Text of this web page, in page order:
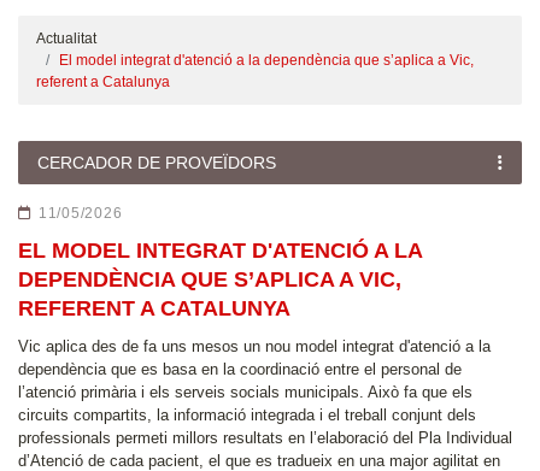
Actualitat
El model integrat d'atenció a la dependència que s’aplica a Vic,
referent a Catalunya
CERCADOR DE PROVEÏDORS
11/05/2026
EL MODEL INTEGRAT D'ATENCIÓ A LA
DEPENDÈNCIA QUE S’APLICA A VIC,
REFERENT A CATALUNYA
Vic aplica des de fa uns mesos un nou model integrat d'atenció a la
dependència que es basa en la coordinació entre el personal de
l’atenció primària i els serveis socials municipals. Això fa que els
circuits compartits, la informació integrada i el treball conjunt dels
professionals permeti millors resultats en l’elaboració del Pla Individual
d’Atenció de cada pacient, el que es tradueix en una major agilitat en